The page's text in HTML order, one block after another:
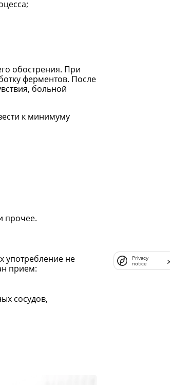
обострения. При
ферментов. После
больной
к минимуму
прочее.
употребление не
прием:
сосудов,
Privacy
notice